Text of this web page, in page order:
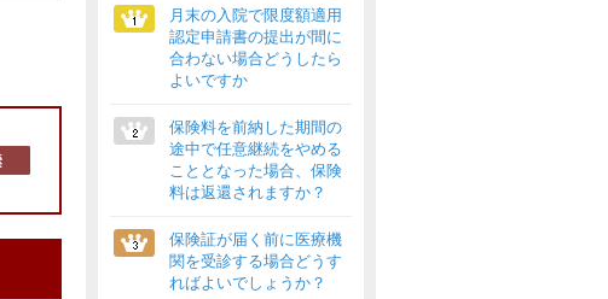
月末の入院で限度額適用
認定申請書の提出が間に
合わない場合どうしたら
よいですか
保険料を前納した期間の
途中で任意継続をやめる
こととなった場合、保険
料は返還されますか？
保険証が届く前に医療機
関を受診する場合どうす
ればよいでしょうか？